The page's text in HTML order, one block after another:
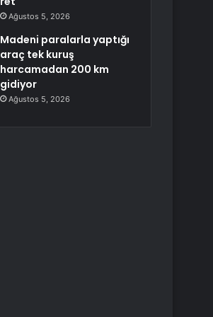
Ağustos 5, 2026
Madeni paralarla yaptığı
araç tek kuruş
harcamadan 200 km
gidiyor
Ağustos 5, 2026